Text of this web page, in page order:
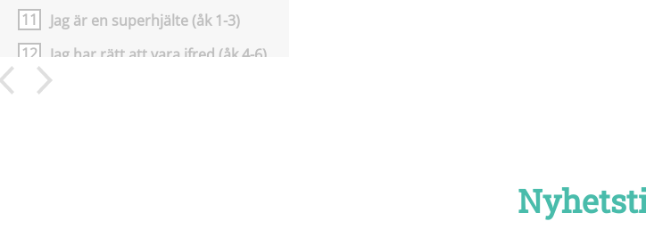
11
Jag är en superhjälte (åk 1-3)
12
Jag har rätt att vara ifred (åk 4-6)
Jag har rätt att må bra (åk 1-3)